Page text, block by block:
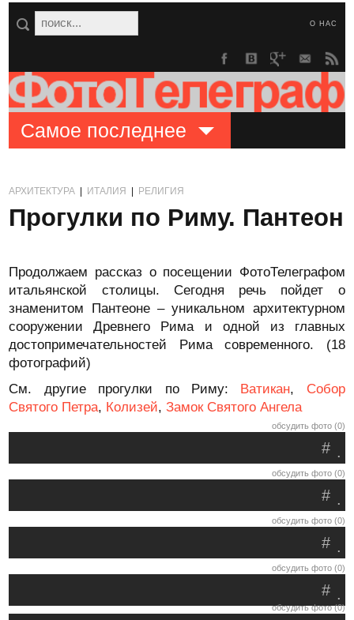
О НАС
Самое последнее
АРХИТЕКТУРА ИТАЛИЯ РЕЛИГИЯ
Прогулки по Риму. Пантеон
Продолжаем рассказ о посещении ФотоТелеграфом
итальянской столицы. Сегодня речь пойдет о
знаменитом Пантеоне – уникальном архитектурном
сооружении Древнего Рима и одной из главных
достопримечательностей Рима современного. (18
фотографий)
См. другие прогулки по Риму: Ватикан, Собор
Святого Петра, Колизей,Замок Святого Ангела
обсудить фото (0)
.
#
обсудить фото (0)
.
#
обсудить фото (0)
.
#
обсудить фото (0)
.
#
обсудить фото (0)